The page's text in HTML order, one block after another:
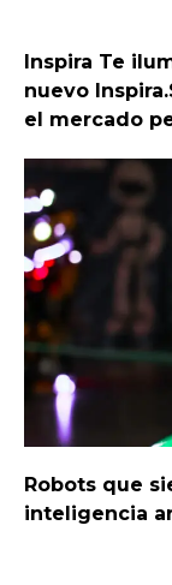
Inspira Te
nuevo
el mercado
Robots que
inteligencia